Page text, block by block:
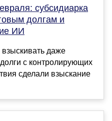
субсидиарка
долгам и
ИИ
даже
с контролирующих
сделали взыскание